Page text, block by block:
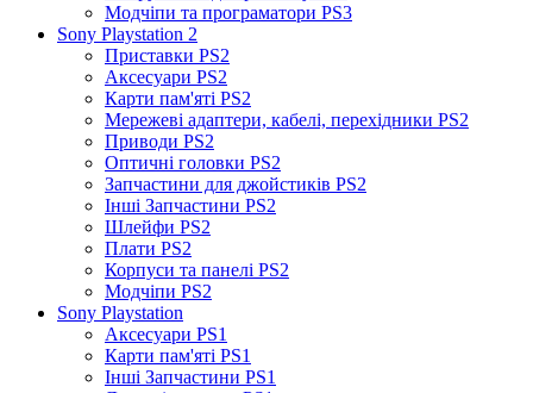
Модчіпи та програматори PS3
Sony Playstation 2
Приставки PS2
Аксесуари PS2
Карти пам'яті PS2
Мережеві адаптери, кабелі, перехідники PS2
Приводи PS2
Оптичні головки PS2
Запчастини для джойстиків PS2
Інші Запчастини PS2
Шлейфи PS2
Плати PS2
Корпуси та панелі PS2
Модчіпи PS2
Sony Playstation
Аксесуари PS1
Карти пам'яті PS1
Інші Запчастини PS1